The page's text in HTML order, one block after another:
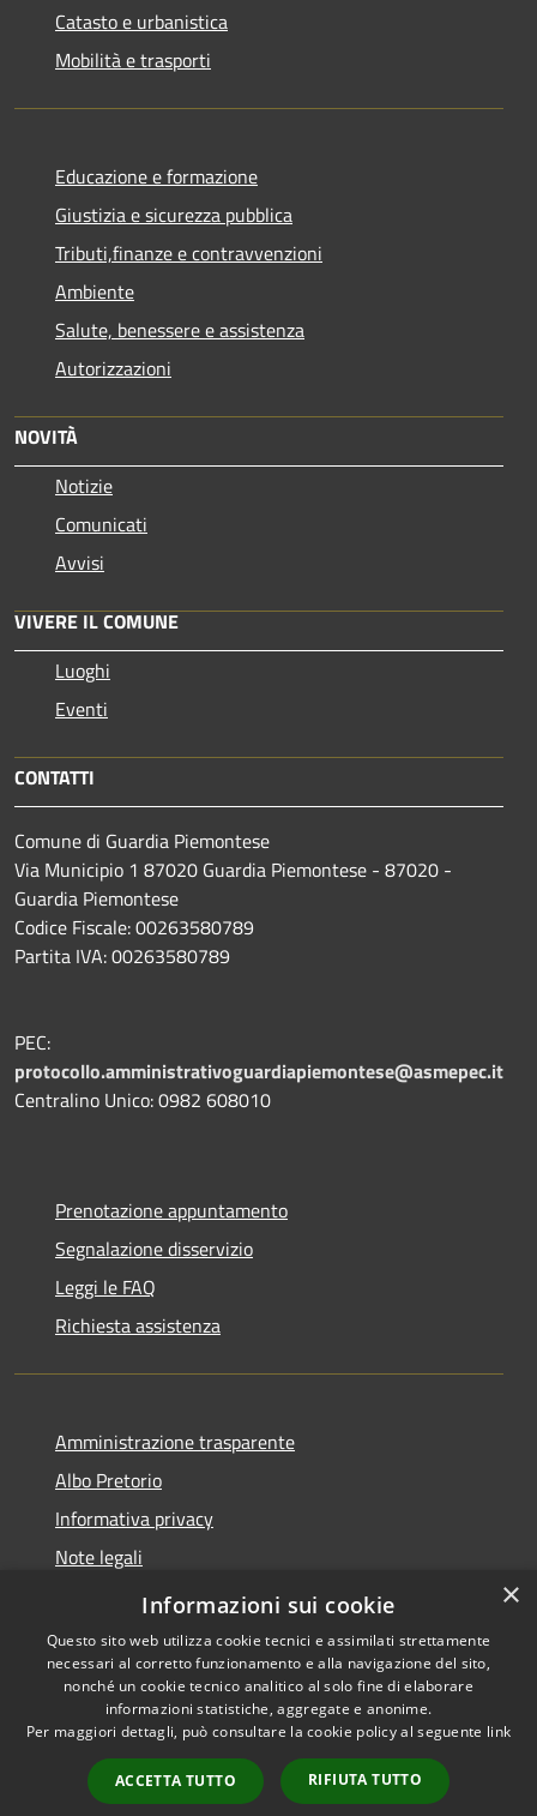
Catasto e urbanistica
Mobilità e trasporti
Educazione e formazione
Giustizia e sicurezza pubblica
Tributi,finanze e contravvenzioni
Ambiente
Salute, benessere e assistenza
Autorizzazioni
NOVITÀ
Notizie
Comunicati
Avvisi
VIVERE IL COMUNE
Luoghi
Eventi
CONTATTI
Comune di Guardia Piemontese
Via Municipio 1 87020 Guardia Piemontese - 87020 -
Guardia Piemontese
Codice Fiscale: 00263580789
Partita IVA: 00263580789
PEC:
protocollo.amministrativoguardiapiemontese@asmepec.it
Centralino Unico: 0982 608010
Prenotazione appuntamento
Segnalazione disservizio
Leggi le FAQ
Richiesta assistenza
Amministrazione trasparente
Albo Pretorio
Informativa privacy
Note legali
Dichiarazione di accessibilità
Accessibilità
Copyright © 2026 • Comune di
Guardia Piemontese • Powered
byMunicipium
Accesso
redazione
×
Informazioni sui cookie
Questo sito web utilizza cookie tecnici e assimilati strettamente
necessari al corretto funzionamento e alla navigazione del sito,
nonché un cookie tecnico analitico al solo fine di elaborare
informazioni statistiche, aggregate e anonime.
Per maggiori dettagli, può consultare la cookie policy al seguente link
ACCETTA TUTTO RIFIUTA TUTTO